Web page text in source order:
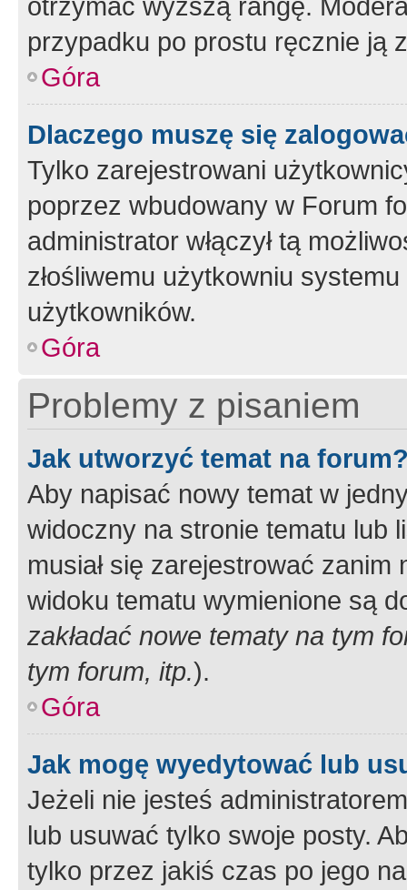
przypadku po prostu ręcznie ją
Góra
Dlaczego muszę się
Tylko zarejestrowani
poprzez wbudowany w Forum
administrator włączył tą
złośliwemu użytkowniu
użytkowników.
Góra
Problemy z pisaniem
Jak utworzyć temat na
Aby napisać nowy temat w
widoczny na stronie tematu lub
musiał się zarejestrować
widoku tematu wymienione są
zakładać nowe tematy na tym
tym forum, itp.).
Góra
Jak mogę wyedytować lub
Jeżeli nie jesteś
lub usuwać tylko swoje posty.
tylko przez jakiś czas po jego